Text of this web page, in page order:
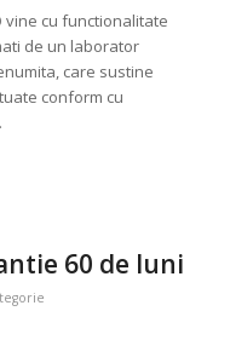
vine cu functionalitate
de un laborator
care sustine
conform cu
60 de luni